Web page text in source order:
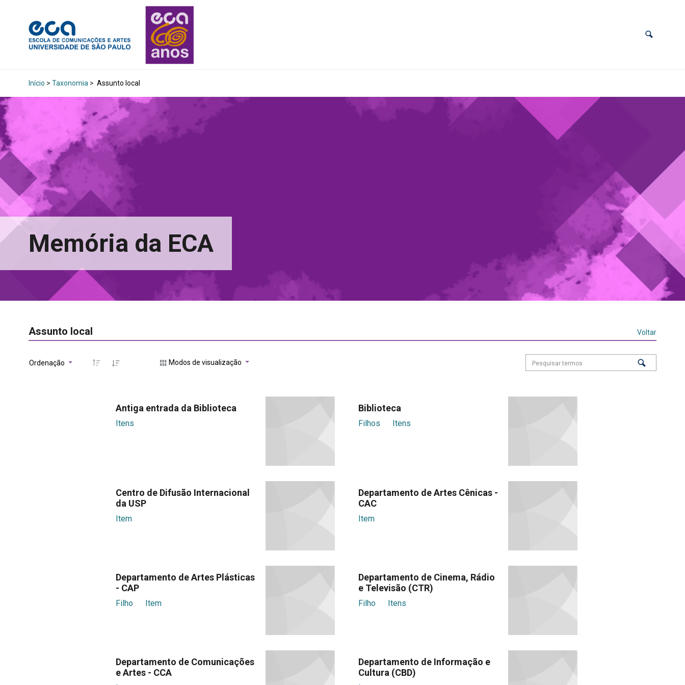
Início > Taxonomia > Assunto local
Memória da ECA
Assunto local Voltar
Ordenação Modos de visualização
Antiga entrada da Biblioteca
Itens
Biblioteca
Filhos Itens
Centro de Difusão Internacional
da USP
Item
Departamento de Artes Cênicas -
CAC
Item
Departamento de Artes Plásticas
- CAP
Filho Item
Departamento de Cinema, Rádio
e Televisão (CTR)
Filho Itens
Departamento de Comunicações
e Artes - CCA
Departamento de Informação e
Cultura (CBD)